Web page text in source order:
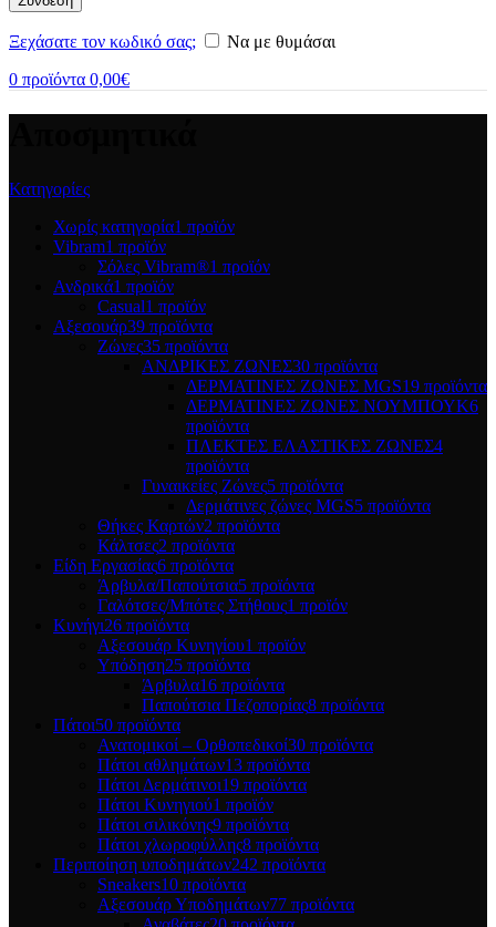
Ξεχάσατε τον κωδικό σας;
Να με θυμάσαι
0 προϊόντα 0,00€
Κατηγορίες
Χωρίς κατηγορία1 προϊόν
Vibram1 προϊόν
Σόλες Vibram®1 προϊόν
Ανδρικά1 προϊόν
Casual1 προϊόν
Αξεσουάρ39 προϊόντα
Ζώνες35 προϊόντα
ΑΝΔΡΙΚΕΣ ΖΩΝΕΣ30 προϊόντα
ΔΕΡΜΑΤΙΝΕΣ ΖΩΝΕΣ MGS19 προϊόντα
ΔΕΡΜΑΤΙΝΕΣ ΖΩΝΕΣ ΝΟΥΜΠΟΥΚ6
προϊόντα
ΠΛΕΚΤΕΣ ΕΛΑΣΤΙΚΕΣ ΖΩΝΕΣ4
προϊόντα
Γυναικείες Ζώνες5 προϊόντα
Δερμάτινες ζώνες MGS5 προϊόντα
Θήκες Καρτών2 προϊόντα
Κάλτσες2 προϊόντα
Είδη Εργασίας6 προϊόντα
Άρβυλα/Παπούτσια5 προϊόντα
Γαλότσες/Μπότες Στήθους1 προϊόν
Κυνήγι26 προϊόντα
Αξεσουάρ Κυνηγίου1 προϊόν
Υπόδηση25 προϊόντα
Άρβυλα16 προϊόντα
Παπούτσια Πεζοπορίας8 προϊόντα
Πάτοι50 προϊόντα
Ανατομικοί – Ορθοπεδικοί30 προϊόντα
Πάτοι αθλημάτων13 προϊόντα
Πάτοι Δερμάτινοι19 προϊόντα
Πάτοι Κυνηγιού1 προϊόν
Πάτοι σιλικόνης9 προϊόντα
Πάτοι χλωροφύλλης8 προϊόντα
Περιποίηση υποδημάτων242 προϊόντα
Sneakers10 προϊόντα
Αξεσουάρ Υποδημάτων77 προϊόντα